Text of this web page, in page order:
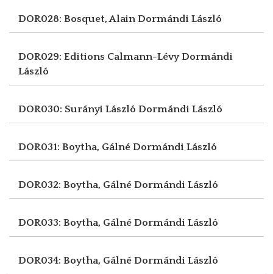
DOR028: Bosquet, AlainDormándi László
DOR029: Editions Calmann-LévyDormándi
László
DOR030: Surányi László Dormándi László
DOR031: Boytha, Gálné Dormándi László
DOR032: Boytha, Gálné Dormándi László
DOR033: Boytha, Gálné Dormándi László
DOR034: Boytha, Gálné Dormándi László